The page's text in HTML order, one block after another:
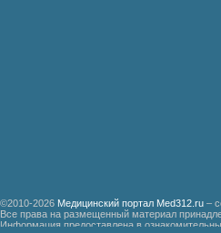
©2010-2026 Медицинский портал Med312.ru –
Все права на размещенный материал
Информация предоставлена в